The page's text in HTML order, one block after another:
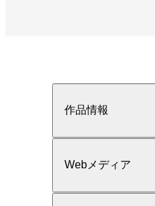
作品情報
Webメディア